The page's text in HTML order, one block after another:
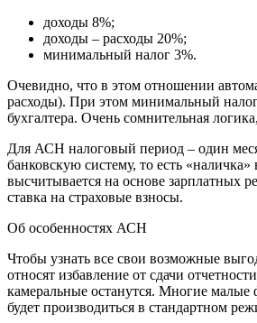
доходы 8%;
доходы – расходы 20%;
минимальный налог 3%.
Очевидно, что в этом отношении
расходы). При этом минимальный
бухгалтера. Очень сомнительная
Для АСН налоговый период – один
банковскую систему, то есть
высчитывается на основе зарплатных
ставка на страховые взносы.
Об особенностях АСН
Чтобы узнать все свои возможные
относят избавление от сдачи
камеральные останутся. Многие
будет производиться в стандартном